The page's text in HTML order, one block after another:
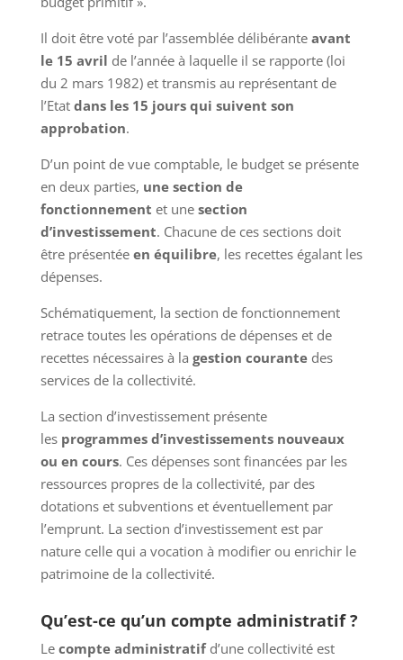
Il doit être voté par l’assemblée délibérante avant
le 15 avril de l’année à laquelle il se rapporte (loi
du 2 mars 1982) et transmis au représentant de
l’Etat dans les 15 jours qui suivent son
approbation.
D’un point de vue comptable, le budget se présente
en deux parties, une section de
fonctionnement et une section
d’investissement. Chacune de ces sections doit
être présentée en équilibre, les recettes égalant les
dépenses.
Schématiquement, la section de fonctionnement
retrace toutes les opérations de dépenses et de
recettes nécessaires à la gestion courante des
services de la collectivité.
La section d’investissement présente
les programmes d’investissements nouveaux
ou en cours. Ces dépenses sont financées par les
ressources propres de la collectivité, par des
dotations et subventions et éventuellement par
l’emprunt. La section d’investissement est par
nature celle qui a vocation à modifier ou enrichir le
patrimoine de la collectivité.
Qu’est-ce qu’un compte administratif ?
Le compte administratif d’une collectivité est